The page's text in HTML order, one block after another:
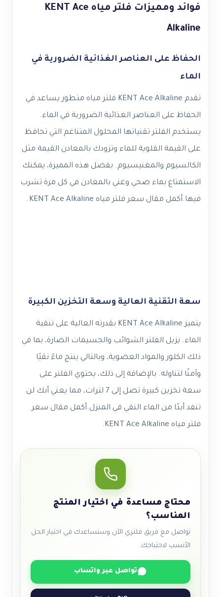
فوائد ومميزات فلتر مياه KENT Ace
Alkaline
الحفاظ على العناصر الغذائية الضرورية في
الماء
تقدم KENT Ace Alkaline فلتر مياه متطور يساعد في
الحفاظ على العناصر الغذائية الضرورية في الماء.
يستخدم الفلتر تقنياتها المحلول المتناغم التي تحافظ
على القيمة القلوية للماء وتزودك بالمعادن القيمة مثل
الكالسيوم والمغنيسيوم. بفضل هذه المميزة، يمكنك
الاستمتاع بماء صحي وغني بالمعادن في كل مرة تشرب
فيها.أكمل مقال سعر فلتر مياه KENT Ace Alkaline.
سعة التقنية العالية وسعة التخزين الكبيرة
يتميز KENT Ace Alkaline بقدرته العالية على تنقية
الماء. يزيل الفلتر الشوائب والجسيمات الضارة، بما في
ذلك الكلور والمواد العضوية، وبالتالي ينتج ماءً نقيًا
وآمنًا لتناوله. بالإضافة إلى ذلك، يحتوي الفلتر على
سعة تخزين كبيرة تصل إلى 7 لترات، مما يعني أنك لن
تنفد أبدًا من الماء النقي في المنزل.أكمل مقال سعر
فلتر مياه KENT Ace Alkaline.
محتاج مساعدة في اختيار المنتج
المناسب؟
تواصل مع فريق فلتري الآن وسنساعدك في اختيار الحل
الأنسب لاحتياجك.
تواصل عبر واتساب